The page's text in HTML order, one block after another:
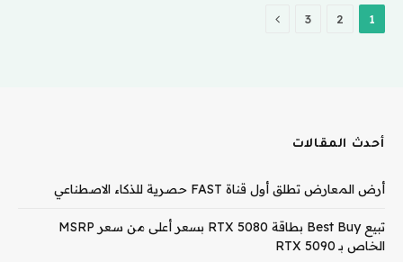
1
2
3 التالي
أحدث المقالات
أرض المعارض تطلق أول قناة FAST حصرية للذكاء الاصطناعي
تبيع Best Buy بطاقة RTX 5080 بسعر أعلى من سعر MSRP
الخاص بـ RTX 5090